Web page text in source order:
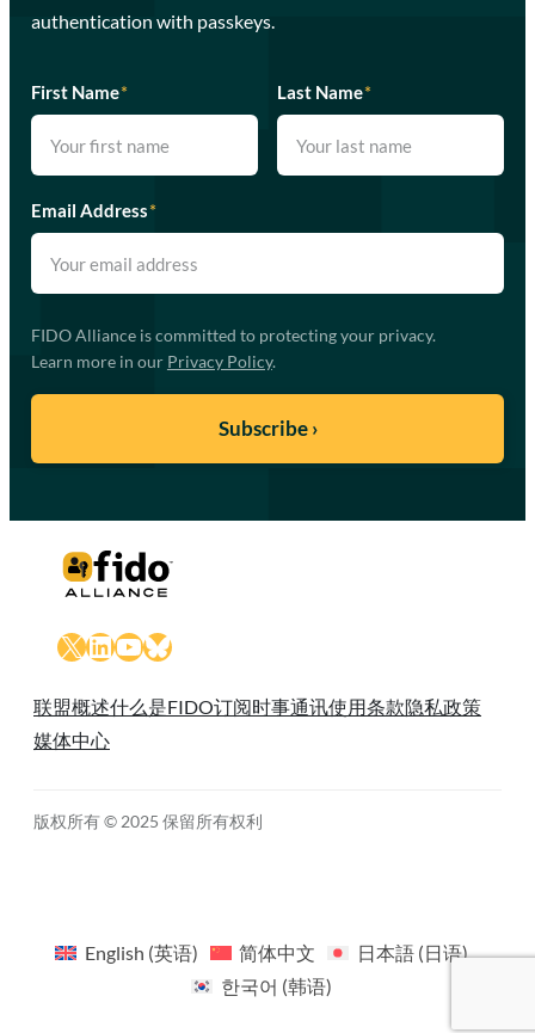
authentication with passkeys.
First Name* Last Name*
Email Address*
FIDO Alliance is committed to protecting your privacy.
Learn more in our Privacy Policy.
X LinkedIn
YouTube
Bluesky
联盟概述什么是FIDO订阅时事通讯使用条款隐私政策
媒体中心
版权所有 © 2025 保留所有权利
English (英语) 简体中文 日本語(日语)
한국어 (韩语)